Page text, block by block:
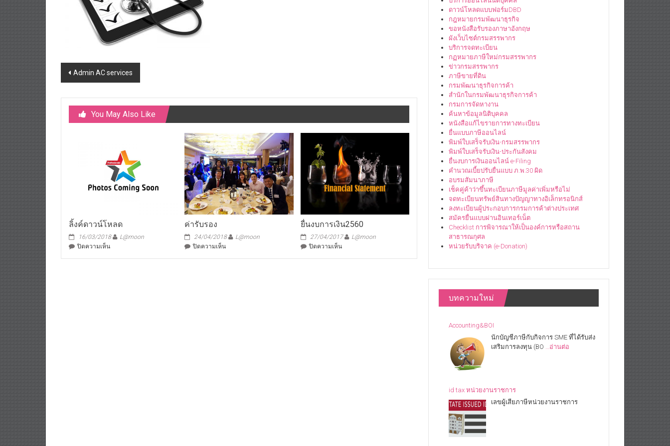
Post
navigation
Admin AC services
You May Also Like
ลิ้งค์ดาวน์โหลด
16/03/2018
L@moon
ปิดความเห็นบน
ค่ารับรอง
24/04/2018
L@moon
ปิดความเห็นบน
ยื่นงบการเงิน2560
27/04/2017
L@moon
ปิดความเห็นบน
ดาวน์โหลดแบบฟอร์มDBD
กฎหมายกรมพัฒนาธุรกิจ
ขอหนังสือรับรองภาษาอังกฤษ
ผังเว็บไซต์กรมสรรพากร
บริการจดทะเบียน
กฏหมายภาษีใหม่กรมสรรพากร
ข่าวกรมสรรพากร
ภาษีขายที่ดิน
กรมพัฒนาธุรกิจการค้า
สำนักในกรมพัฒนาธุรกิจการค้า
กรมการจัดหางาน
ค้นหาข้อมูลนิติบุคคล
หนังสือแก้ไขรายการทางทะเบียน
ยื่นแบบภาษีออนไลน์
พิมพ์ใบเสร็จรับเงิน-กรมสรรพากร
พิมพ์ใบเสร็จรับเงิน-ประกันสังคม
ยื่นงบการเงินออนไลน์ e-Filing
คำนวณเบี้ยปรับยื่นแบบ ภ.พ.30 ผิด
อบรมสัมนาภาษี
เช็คคู่ค้าว่าขึ้นทะเบียนภาษีมูลค่าเพิ่มหรือไม่
จดทะเบียนทรัพย์สินทางปัญญาทางอิเล็กทรอนิกส์
ลงทะเบียนผู้ประกอบการกรมการค้าต่างประเทศ
สมัครยื่นแบบผ่านอินเทอร์เน็ต
Checklist การพิจารณาให้เป็นองค์การหรือสถาน
สาธารณกุศล
หน่วยรับบริจาค (e-Donation)
บทความใหม่
Accounting&BOI
นักบัญชีภาษีกับกิจการ SME ที่ได้รับส่ง
เสริมการลงทุน (BO …อ่านต่อ
id tax หน่วยงานราชการ
เลขผู้เสียภาษีหน่วยงานราชการ